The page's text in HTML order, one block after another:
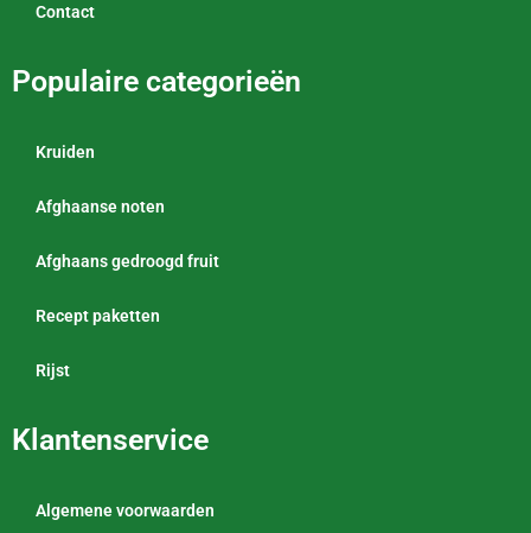
Contact
Populaire categorieën
Kruiden
Afghaanse noten
Afghaans gedroogd fruit
Recept paketten
Rijst
Klantenservice
Algemene voorwaarden